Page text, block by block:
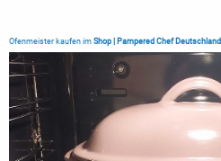
Ofenmeister kaufen im Shop | Pampered Chef Deutschland